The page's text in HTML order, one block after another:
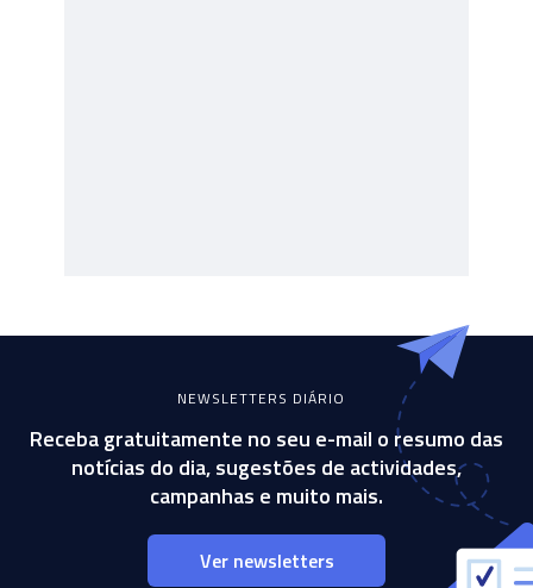
NEWSLETTERS DIÁRIO
Receba gratuitamente no seu e-mail o resumo das
notícias do dia, sugestões de actividades,
campanhas e muito mais.
Ver newsletters